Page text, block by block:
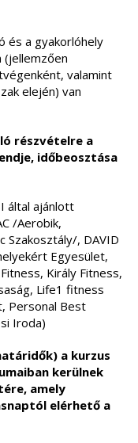
és a gyakorlóhely
(jellemzően
valamint
elején) van
részvételre a
időbeosztása
által ajánlott
/Aerobik,
Szakosztály/, DAVID
Egyesület,
Király Fitness,
Life1 fitness
Personal Best
Iroda)
a kurzus
kerülnek
amely
elérhető a